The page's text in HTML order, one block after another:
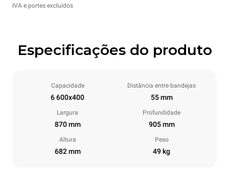
IVA e portes excluídos
Especificações do produto
Capacidade
6 600x400
Distância entre bandejas
55 mm
Largura
870 mm
Profundidade
905 mm
Altura
682 mm
Peso
49 kg